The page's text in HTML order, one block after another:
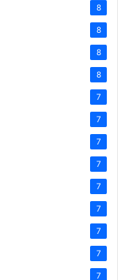
8
8
8
8
7
7
7
7
7
7
7
7
7